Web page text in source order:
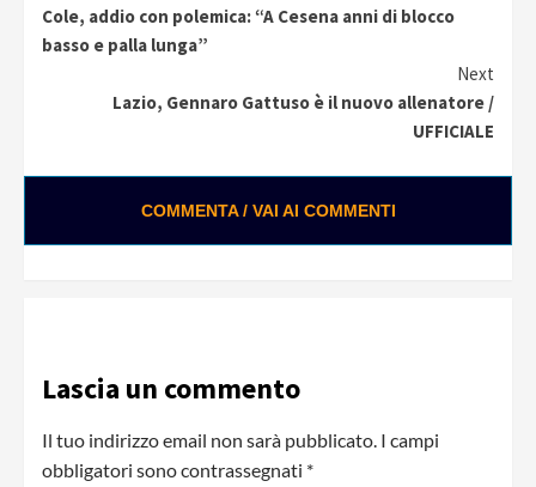
Reading
Cole, addio con polemica: “A Cesena anni di blocco
basso e palla lunga”
Next
Lazio, Gennaro Gattuso è il nuovo allenatore /
UFFICIALE
COMMENTA / VAI AI COMMENTI
Lascia un commento
Il tuo indirizzo email non sarà pubblicato. I campi
obbligatori sono contrassegnati *